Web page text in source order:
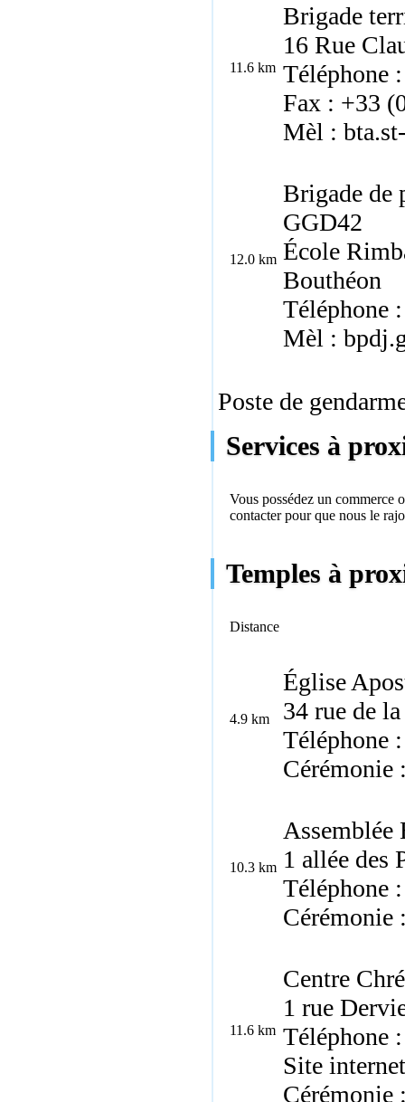
11.6 km
Brigade
16 Rue
Téléphone
Fax : +33
Mèl :
12.0 km
Brigade de
GGD42
École
Bouthéon
Téléphone
Mèl :
Poste de
Services à
Vous possédez un commerce
contacterpour que nous le
Temples à
Distance
4.9 km
Église
34 rue de
Téléphone
Cérémonie
10.3 km
Assemblée
1 allée des
Téléphone
Cérémonie
11.6 km
Centre
1 rue
Téléphone
Site
Cérémonie